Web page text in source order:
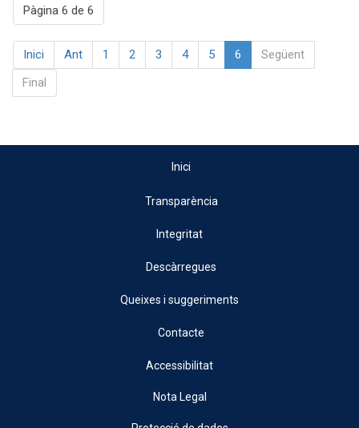
Pàgina 6 de 6
Inici Ant 1 2 3 4 5 6
Següent
Final
Inici
Transparència
Integritat
Descàrregues
Queixes i suggeriments
Contacte
Accessibilitat
Nota Legal